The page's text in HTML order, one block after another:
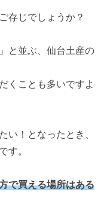
存じでしょうか？
と並ぶ、仙台土産の
くことも多いですよ
い！となったとき、
す。
で買える場所はある